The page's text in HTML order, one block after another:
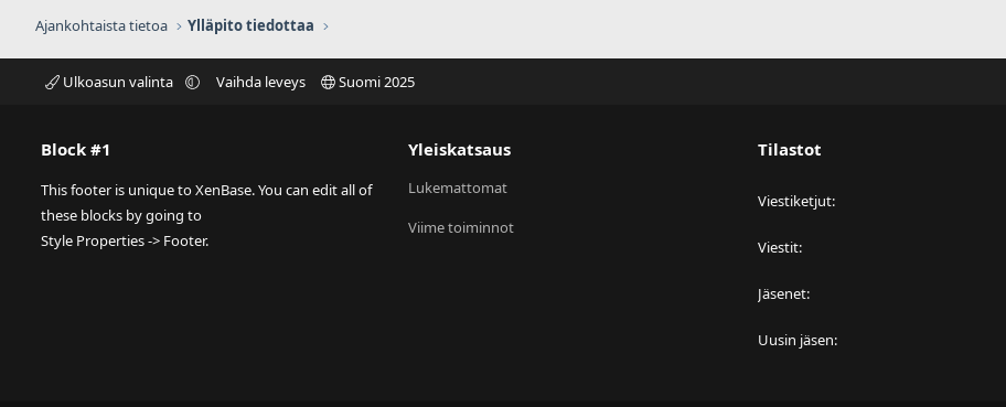
Ajankohtaista tietoa Ylläpito tiedottaa
Ulkoasun valinta Vaihda leveys Suomi 2025
Block #1
This footer is unique to XenBase. You can edit all of
these blocks by going to
Style Properties -> Footer.
Yleiskatsaus
Lukemattomat
Viime toiminnot
Tilastot
Viestiketjut
Viestit
Jäsenet
Uusin jäsen